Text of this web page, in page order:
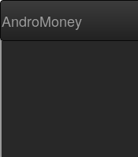
AndroMoney